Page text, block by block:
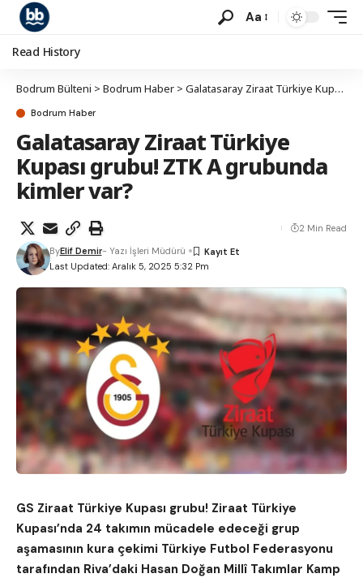
Aa
Read History
Bodrum Bülteni > Bodrum Haber > Galatasaray Ziraat Türkiye Kupası grubu! ZTK A grubunda kimler var?
Bodrum Haber
Galatasaray Ziraat Türkiye
Kupası grubu! ZTK A grubunda
kimler var?
Last Updated: Aralık 5, 2025 5:32 Pm
ByElif Demir- Yazı İşleri Müdürü
2 Min Read
GS Ziraat Türkiye Kupası grubu! Ziraat Türkiye
Kupası’nda 24 takımın mücadele edeceği grup
aşamasının kura çekimi Türkiye Futbol Federasyonu
tarafından Riva’daki Hasan Doğan Millî Takımlar Kamp